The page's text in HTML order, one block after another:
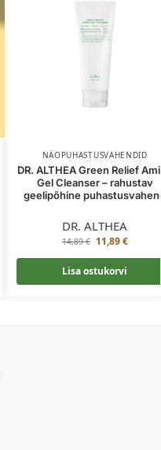
NÄOPUHASTUSVAHENDID
DR. ALTHEA Green Relief
Gel Cleanser – rahustav
geelipõhine
DR. ALTHEA
14,89€ 11,89€
Lisa ostukorvi